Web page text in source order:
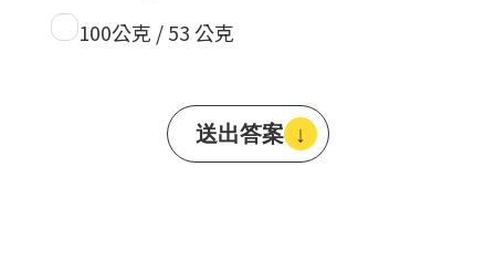
100公克 / 53 公克
送出答案 ↓